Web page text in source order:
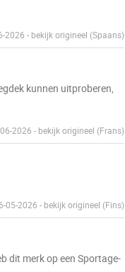
2026 - bekijk origineel (Spaans)
kunnen uitproberen,
2026 - bekijk origineel (Frans)
05-2026 - bekijk origineel (Fins)
dit merk op een Sportage-